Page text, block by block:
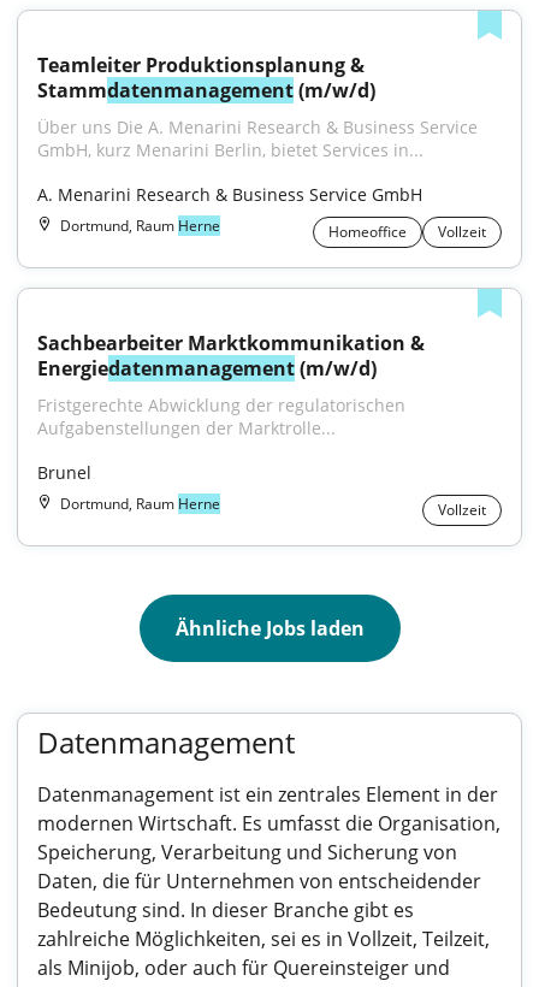
Teamleiter Produktionsplanung &
Stammdatenmanagement (m/w/d)
Über uns Die A. Menarini Research & Business Service
GmbH, kurz Menarini Berlin, bietet Services in...
A. Menarini Research & Business Service GmbH
Dortmund, Raum Herne Homeoffice Vollzeit
Sachbearbeiter Marktkommunikation &
Energiedatenmanagement (m/w/d)
Fristgerechte Abwicklung der regulatorischen
Aufgabenstellungen der Marktrolle...
Brunel
Dortmund, Raum Herne Vollzeit
Ähnliche Jobs laden
Datenmanagement
Datenmanagement ist ein zentrales Element in der
modernen Wirtschaft. Es umfasst die Organisation,
Speicherung, Verarbeitung und Sicherung von
Daten, die für Unternehmen von entscheidender
Bedeutung sind. In dieser Branche gibt es
zahlreiche Möglichkeiten, sei es in Vollzeit, Teilzeit,
als Minijob, oder auch für Quereinsteiger und